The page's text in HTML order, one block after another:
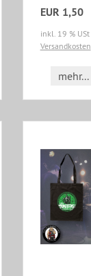
EUR 1,50
inkl. 19 % USt
Versandkosten
mehr...